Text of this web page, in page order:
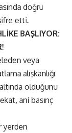
doğru
etti.
BAŞLIYOR:
veya
alışkanlığı
olduğunu
ani basınç
yerden